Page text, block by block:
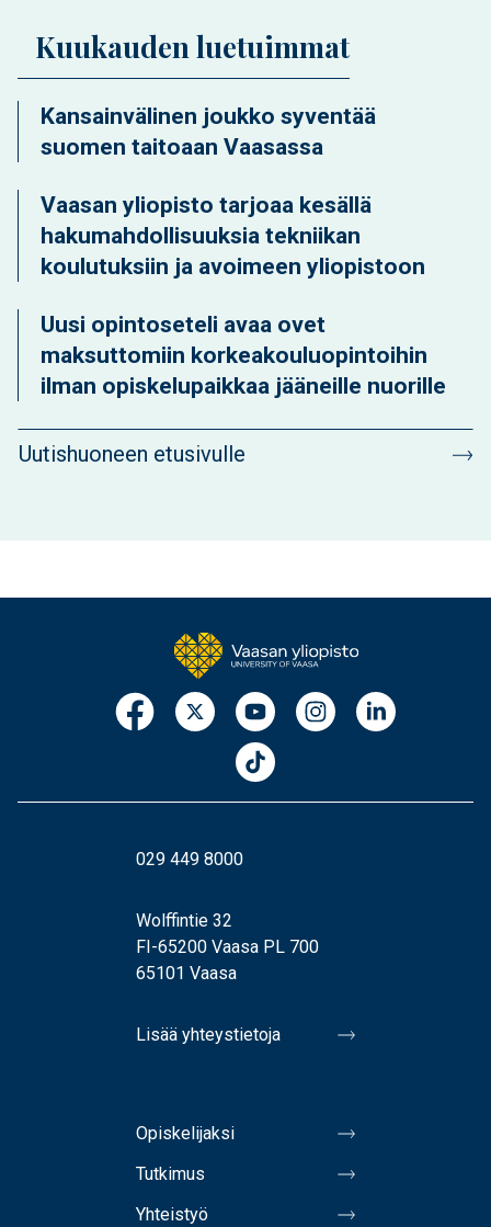
Kuukauden luetuimmat
Kansainvälinen joukko syventää
suomen taitoaan Vaasassa
Vaasan yliopisto tarjoaa kesällä
hakumahdollisuuksia tekniikan
koulutuksiin ja avoimeen yliopistoon
Uusi opintoseteli avaa ovet
maksuttomiin korkeakouluopintoihin
ilman opiskelupaikkaa jääneille nuorille
Uutishuoneen etusivulle
029 449 8000
Wolffintie 32
FI-65200 Vaasa PL 700
65101 Vaasa
Lisää yhteystietoja
Opiskelijaksi
Tutkimus
Yhteistyö